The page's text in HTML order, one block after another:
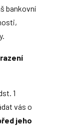
bankovní
1
vás o
jeho